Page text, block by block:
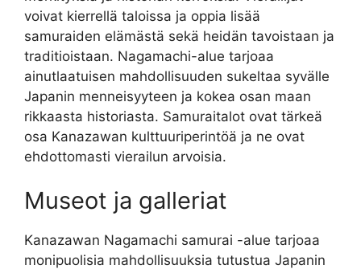
voivat kierrellä taloissa ja oppia lisää
samuraiden elämästä sekä heidän tavoistaan ja
traditioistaan. Nagamachi-alue tarjoaa
ainutlaatuisen mahdollisuuden sukeltaa syvälle
Japanin menneisyyteen ja kokea osan maan
rikkaasta historiasta. Samuraitalot ovat tärkeä
osa Kanazawan kulttuuriperintöä ja ne ovat
ehdottomasti vierailun arvoisia.
Museot ja galleriat
Kanazawan Nagamachi samurai -alue tarjoaa
monipuolisia mahdollisuuksia tutustua Japanin